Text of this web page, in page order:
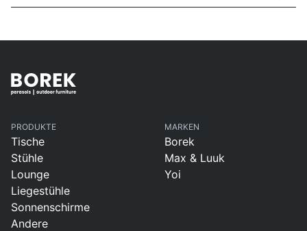
PRODUKTE
Tische
Stühle
Lounge
Liegestühle
Sonnenschirme
Andere
MARKEN
Borek
Max & Luuk
Yoi